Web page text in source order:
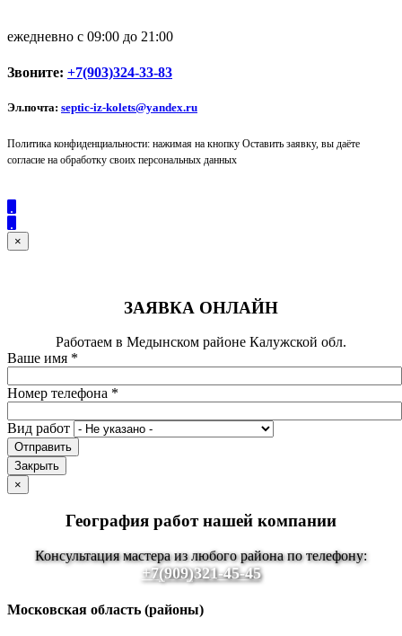
ежедневно с 09:00 до 21:00
Звоните: +7(903)324-33-83
Эл.почта: septic-iz-kolets@yandex.ru
Политика конфиденциальности: нажимая на кнопку Оставить заявку, вы даёте
согласие на обработку своих персональных данных
×
ЗАЯВКА ОНЛАЙН
Работаем в Медынском районе Калужской обл.
Ваше имя *
Номер телефона *
Вид работ
Отправить
Закрыть
×
География работ нашей компании
Консультация мастера из любого района по телефону:
+7(909)321-45-45
Московская область (районы)